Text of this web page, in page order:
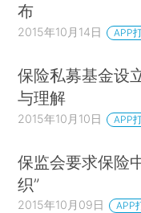
布
2015年10月14日 APP
保险私募基金设
与理解
2015年10月10日 APP
保监会要求保险
织”
2015年10月09日 APP